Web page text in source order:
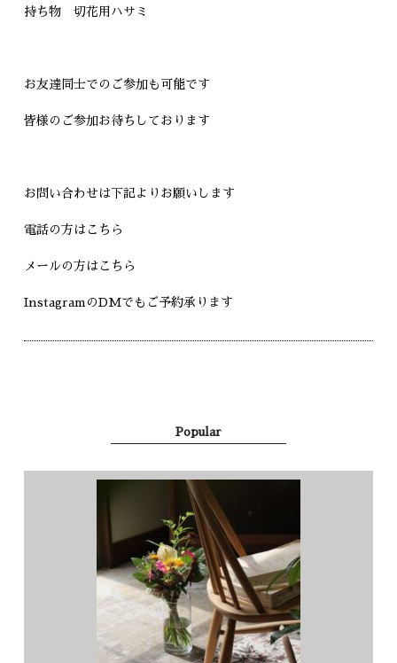
持ち物 切花用ハサミ
お友達同士でのご参加も可能です
皆様のご参加お待ちしております
お問い合わせは下記よりお願いします
電話の方はこちら
メールの方はこちら
Instagram のDMでもご予約承ります
Popular